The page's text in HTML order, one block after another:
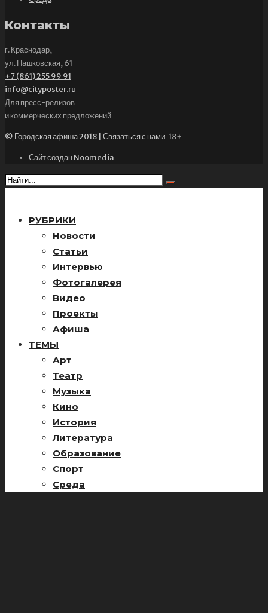
Контакты
г. Краснодар,
ул. Пашковская, 61
+7 (861) 255 99 91
info@cityposter.ru
Для пресс-релизов
и коммерческих предложений
© Городская афиша 2018 | Связаться с нами 18+
Сайт создан Noomedia
РУБРИКИ
Новости
Статьи
Интервью
Фотогалерея
Видео
Проекты
Афиша
ТЕМЫ
Арт
Театр
Музыка
Кино
История
Литература
Образование
Спорт
Среда